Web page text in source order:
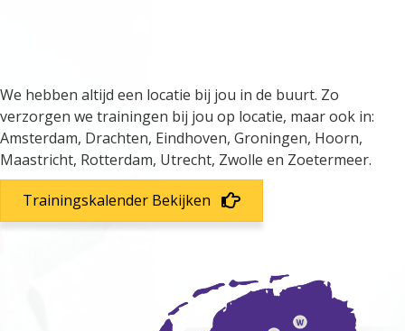
We hebben altijd een locatie bij jou in de buurt. Zo
verzorgen we trainingen bij jou op locatie, maar ook in:
Amsterdam, Drachten, Eindhoven, Groningen, Hoorn,
Maastricht, Rotterdam, Utrecht, Zwolle en Zoetermeer.
Trainingskalender Bekijken